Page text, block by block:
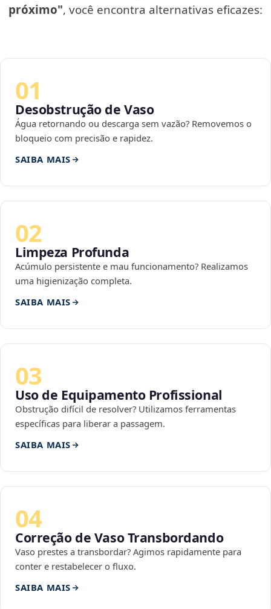
próximo", você encontra alternativas eficazes:
01
Desobstrução de Vaso
Água retornando ou descarga sem vazão? Removemos o
bloqueio com precisão e rapidez.
SAIBA MAIS
02
Limpeza Profunda
Acúmulo persistente e mau funcionamento? Realizamos
uma higienização completa.
SAIBA MAIS
03
Uso de Equipamento Profissional
Obstrução difícil de resolver? Utilizamos ferramentas
específicas para liberar a passagem.
SAIBA MAIS
04
Correção de Vaso Transbordando
Vaso prestes a transbordar? Agimos rapidamente para
conter e restabelecer o fluxo.
SAIBA MAIS